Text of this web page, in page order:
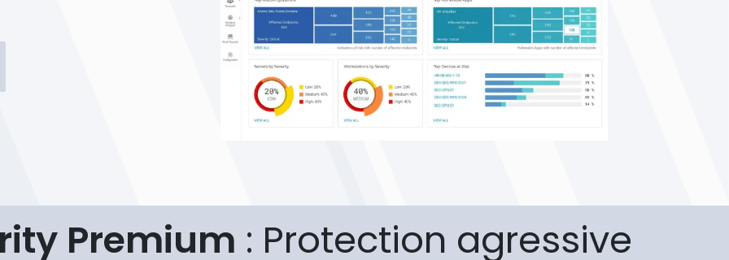
Premium : Protection agressive